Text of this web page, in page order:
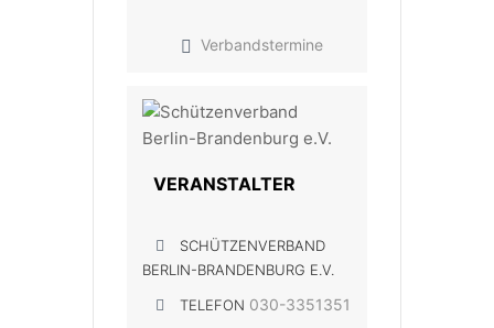
Verbandstermine
VERANSTALTER
SCHÜTZENVERBAND
BERLIN-BRANDENBURG E.V.
TELEFON 030-3351351